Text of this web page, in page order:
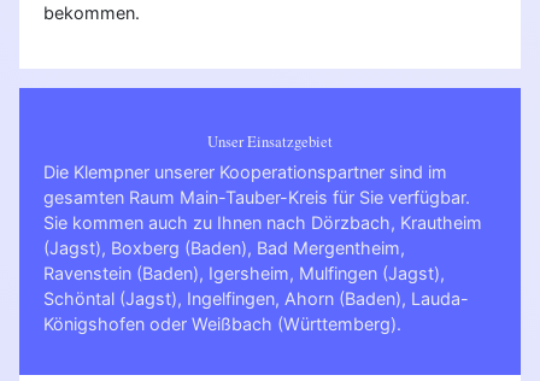
bekommen.
Unser Einsatzgebiet
Die Klempner unserer Kooperationspartner sind im
gesamten Raum Main-Tauber-Kreis für Sie verfügbar.
Sie kommen auch zu Ihnen nach Dörzbach, Krautheim
(Jagst), Boxberg (Baden), Bad Mergentheim,
Ravenstein (Baden), Igersheim, Mulfingen (Jagst),
Schöntal (Jagst), Ingelfingen, Ahorn (Baden), Lauda-
Königshofen oder Weißbach (Württemberg).